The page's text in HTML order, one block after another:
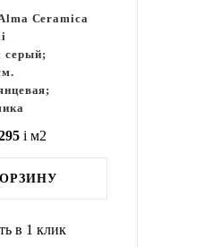
Ceramica
серый;
i м2
в 1 клик